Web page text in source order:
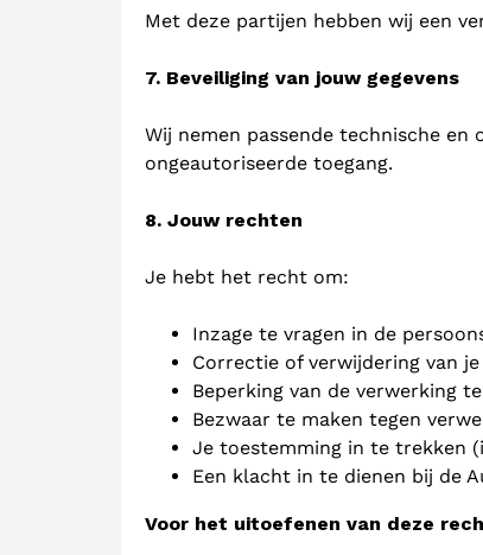
Met deze partijen hebben wij een
7. Beveiliging van jouw gegevens
Wij nemen passende technische en
ongeautoriseerde toegang.
8. Jouw rechten
Je hebt het recht om:
Inzage te vragen in de
Correctie of verwijdering van
Beperking van de verwerking
Bezwaar te maken tegen
Je toestemming in te trekken
Een klacht in te dienen bij de
Voor het uitoefenen van deze